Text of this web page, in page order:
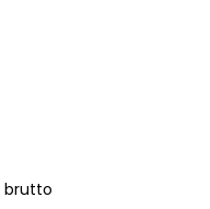
brutto